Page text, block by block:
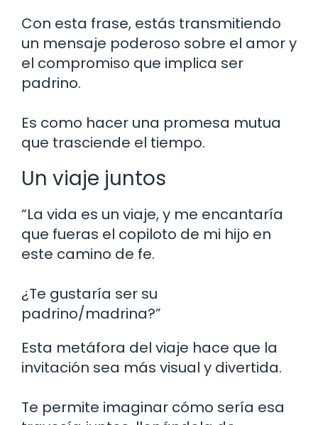
Con esta frase, estás transmitiendo
un mensaje poderoso sobre el amor y
el compromiso que implica ser
padrino.
Es como hacer una promesa mutua
que trasciende el tiempo.
Un viaje juntos
“La vida es un viaje, y me encantaría
que fueras el copiloto de mi hijo en
este camino de fe.
¿Te gustaría ser su
padrino/madrina?”
Esta metáfora del viaje hace que la
invitación sea más visual y divertida.
Te permite imaginar cómo sería esa